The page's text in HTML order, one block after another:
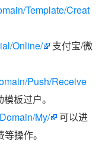
Template/Creat
Online/
支付宝/微
Push/Receive
板过户。
My/
可以进
操作。